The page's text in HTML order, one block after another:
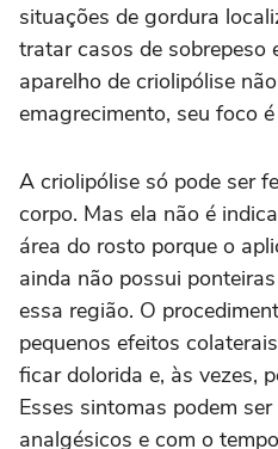
situações de gordura
tratar casos de sobrepeso
aparelho de criolipólise
emagrecimento, seu foco
A criolipólise só pode ser
corpo. Mas ela não é
área do rosto porque o
ainda não possui
essa região. O
pequenos efeitos
ficar dolorida e, às vezes,
Esses sintomas podem
analgésicos e com o